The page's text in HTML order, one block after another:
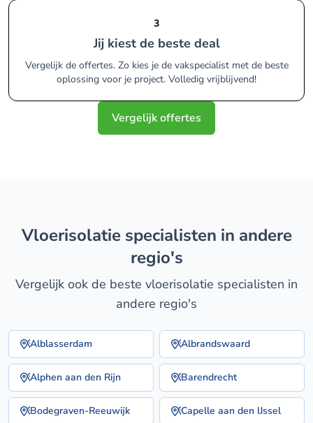
3
Jij kiest de beste deal
Vergelijk de offertes. Zo kies je de vakspecialist met de beste
oplossing voor je project. Volledig vrijblijvend!
Vergelijk offertes
vloerisolatie specialisten in andere
regio's
Vergelijk ook de beste vloerisolatie specialisten in
andere regio's
Alblasserdam Albrandswaard
Alphen aan den Rijn Barendrecht
Bodegraven-Reeuwijk Capelle aan den IJssel